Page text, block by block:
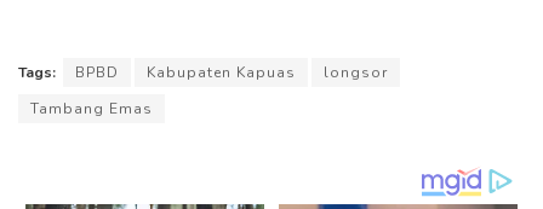
Tags: BPBD Kabupaten Kapuas
longsor
Tambang Emas